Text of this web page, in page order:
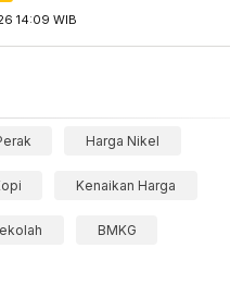
14:09 WIB
Harga Nikel
Kenaikan Harga
BMKG